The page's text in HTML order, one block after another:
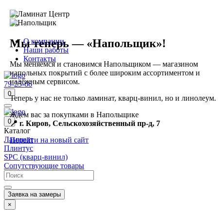
О компании
Наши работы
Контакты
79-25-66
0
0
Каталог
Ламинат
Плинтус
SPC (кварц-винил)
Сопутствующие товары
Заявка на замеры
×
Мы теперь — «Напольщик»!
Мы меняемся и становимся Напольщиком — магазином
напольных покрытий с более широким ассортиментом и
надёжным сервисом.
Теперь у нас не только ламинат, кварц-винил, но и линолеум.
Ждём вас за покупками в Напольщике
📍 г. Киров, Сельскохозяйственный пр-д, 7
Перейти на новый сайт